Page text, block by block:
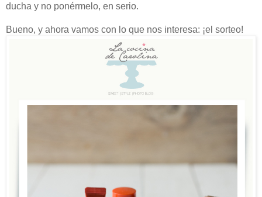
ducha y no ponérmelo, en serio.
Bueno, y ahora vamos con lo que nos interesa: ¡el sorteo!